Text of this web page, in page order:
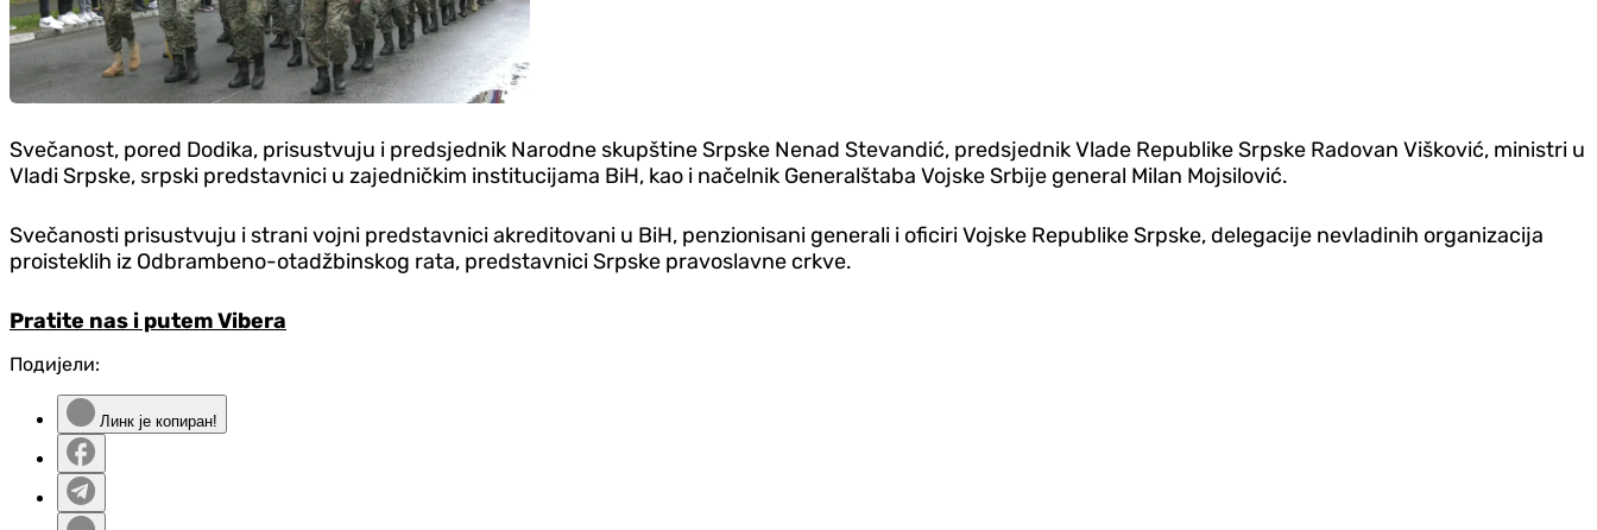
Svečanost, pored Dodika, prisustvuju i predsjednik Narodne skupštine Srpske Nenad Stevandić, predsjednik Vlade Republike Srpske Radovan Višković, ministri u
Vladi Srpske, srpski predstavnici u zajedničkim institucijama BiH, kao i načelnik Generalštaba Vojske Srbije general Milan Mojsilović.
Svečanosti prisustvuju i strani vojni predstavnici akreditovani u BiH, penzionisani generali i oficiri Vojske Republike Srpske, delegacije nevladinih organizacija
proisteklih iz Odbrambeno-otadžbinskog rata, predstavnici Srpske pravoslavne crkve.
Pratite nas i putem Vibera
Подијели:
Линк је копиран!